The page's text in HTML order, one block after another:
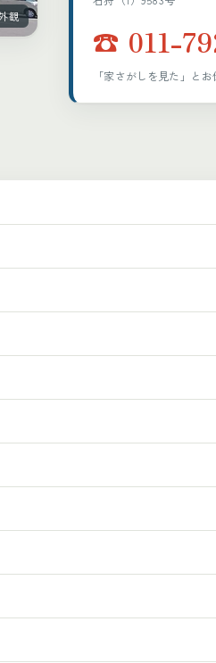
観
☎ 011-
「家さがしを見た」と